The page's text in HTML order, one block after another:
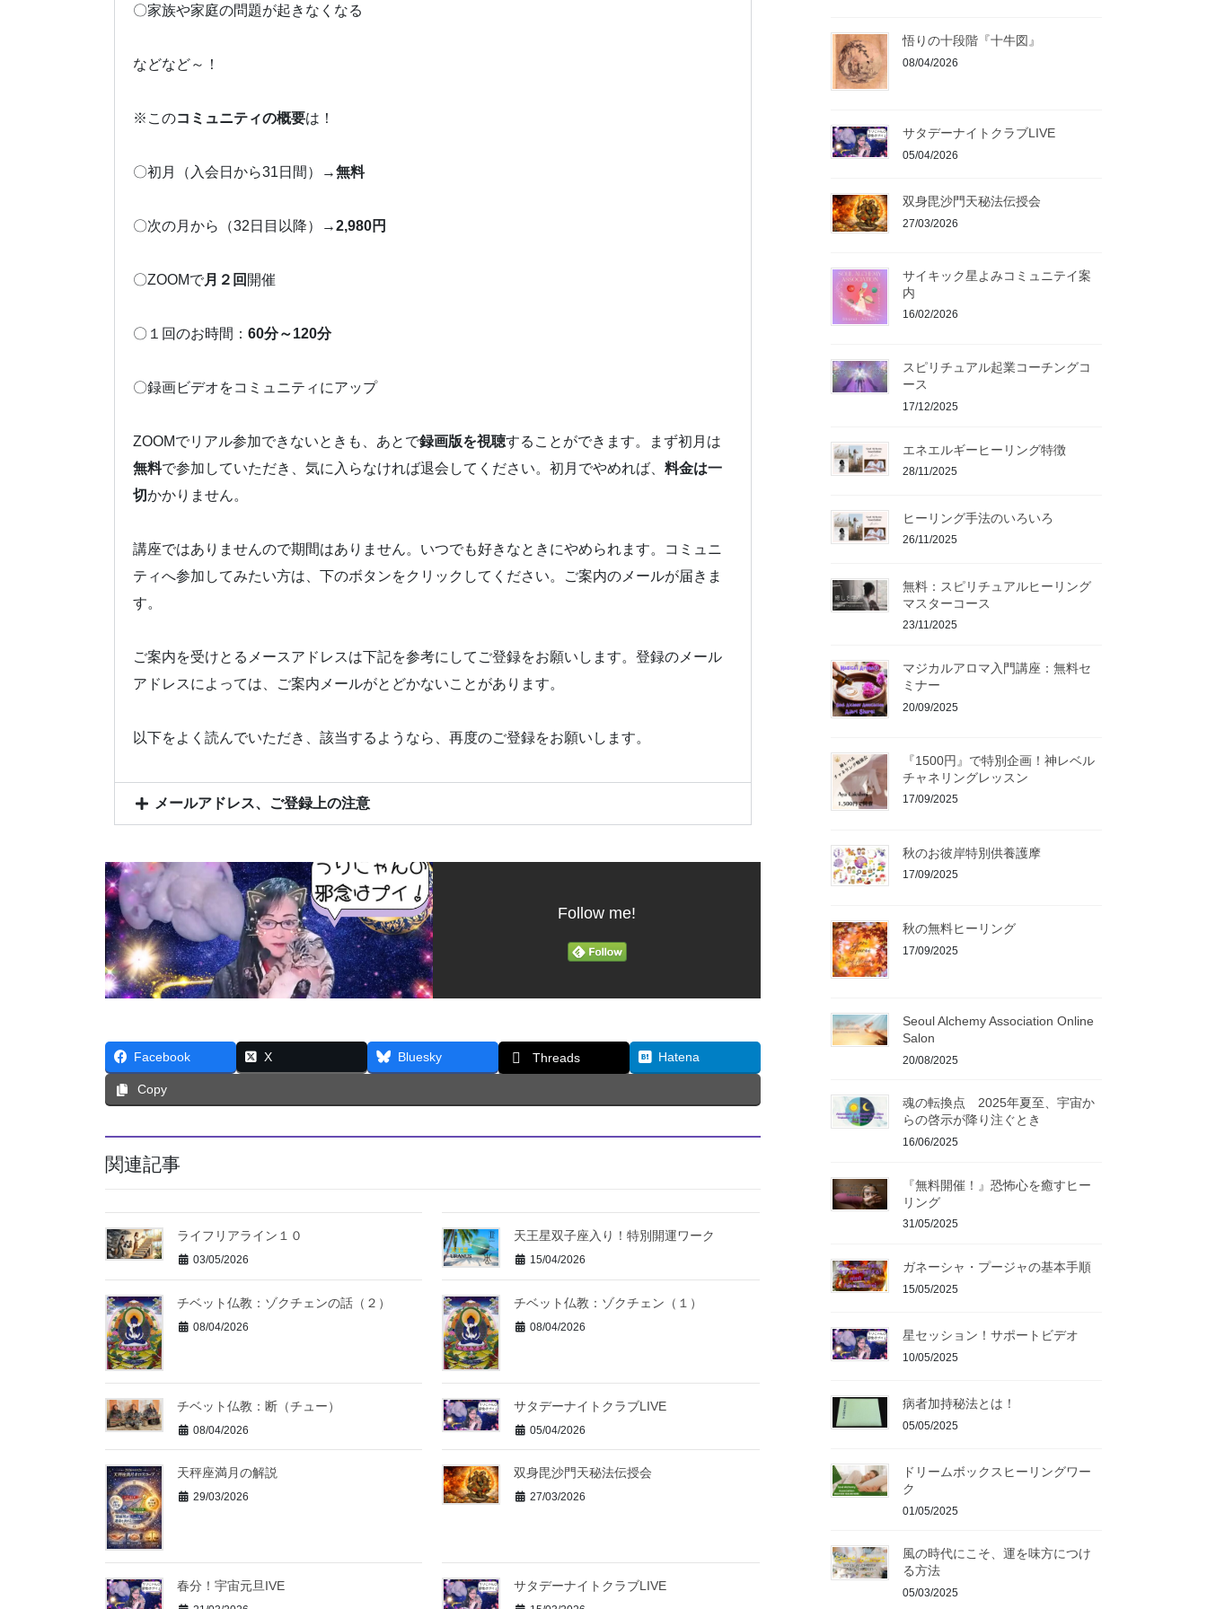
〇家族や家庭の問題が起きなくなる
などなど～！
※このコミュニティの概要は！
〇初月（入会日から31日間）→無料
〇次の月から（32日目以降）→2,980円
〇ZOOMで月２回 開催
〇１回のお時間： 60分～120分
〇録画ビデオをコミュニティにアップ
ZOOMでリアル参加できないときも、あとで録画版を視聴することができます。まず初月は
無料で参加していただき、気に入らなければ退会してください。初月でやめれば、 料金は一
切かかりません。
講座ではありませんので期間はありません。いつでも好きなときにやめられます。コミュニ
ティへ参加してみたい方は、下のボタンをクリックしてください。ご案内のメールが届きま
す。
ご案内を受けとるメースアドレスは下記を参考にしてご登録をお願いします。登録のメール
アドレスによっては、ご案内メールがとどかないことがあります。
以下をよく読んでいただき、該当するようなら、再度のご登録をお願いします。
メールアドレス、ご登録上の注意
Follow me!
Facebook X Bluesky Threads Hatena
Copy
関連記事
ライフリアライン１０
03/05/2026
天王星双子座入り！特別開運ワーク
15/04/2026
チベット仏教：ゾクチェンの話（２）
08/04/2026
チベット仏教：ゾクチェン（１）
08/04/2026
チベット仏教：断（チュー）
08/04/2026
サタデーナイトクラブLIVE
05/04/2026
天秤座満月の解説
29/03/2026
双身毘沙門天秘法伝授会
27/03/2026
春分！宇宙元旦IVE サタデーナイトクラブLIVE
悟りの十段階『十牛図』
08/04/2026
サタデーナイトクラブLIVE
05/04/2026
双身毘沙門天秘法伝授会
27/03/2026
サイキック星よみコミュニテイ案
内
16/02/2026
スピリチュアル起業コーチングコ
ース
17/12/2025
エネエルギーヒーリング特徴
28/11/2025
ヒーリング手法のいろいろ
26/11/2025
無料：スピリチュアルヒーリング
マスターコース
23/11/2025
マジカルアロマ入門講座：無料セ
ミナー
20/09/2025
『1500円』で特別企画！神レベル
チャネリングレッスン
17/09/2025
秋のお彼岸特別供養護摩
17/09/2025
秋の無料ヒーリング
17/09/2025
Seoul Alchemy Association Online
Salon
20/08/2025
魂の転換点 2025年夏至、宇宙か
らの啓示が降り注ぐとき
16/06/2025
『無料開催！』恐怖心を癒すヒー
リング
31/05/2025
ガネーシャ・プージャの基本手順
15/05/2025
星セッション！サポートビデオ
10/05/2025
病者加持秘法とは！
05/05/2025
ドリームボックスヒーリングワー
ク
01/05/2025
風の時代にこそ、運を味方につけ
る方法
05/03/2025